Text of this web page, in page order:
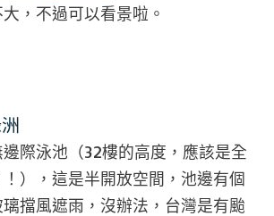
，不過可以看景啦。
際泳池（32樓的高度，應該是全
），這是半開放空間，池邊有個
擋風遮雨，沒辦法，台灣是有颱